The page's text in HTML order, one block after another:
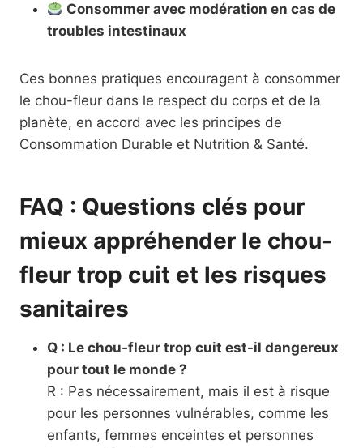
Consommer avec modération en cas de
troubles intestinaux
Ces bonnes pratiques encouragent à consommer
le chou-fleur dans le respect du corps et de la
planète, en accord avec les principes de
Consommation Durable et Nutrition & Santé.
FAQ : Questions clés pour
mieux appréhender le chou-
fleur trop cuit et les risques
sanitaires
Q : Le chou-fleur trop cuit est-il dangereux
pour tout le monde ?
R : Pas nécessairement, mais il est à risque
pour les personnes vulnérables, comme les
enfants, femmes enceintes et personnes